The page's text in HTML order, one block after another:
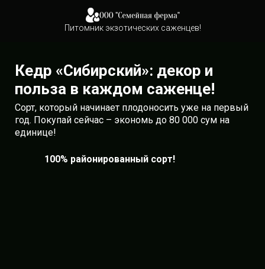
Питомник экзотических саженцев!
Кедр «Сибирский»: декор и
польза в каждом саженце!
Сорт, который начинает плодоносить уже на первый
год. Покупай сейчас – экономь до 80 000 сум на
единице!
100% районированный сорт!